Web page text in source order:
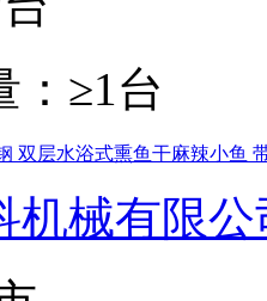
≥1台
双层水浴式熏鱼干麻辣小鱼
机械有限公